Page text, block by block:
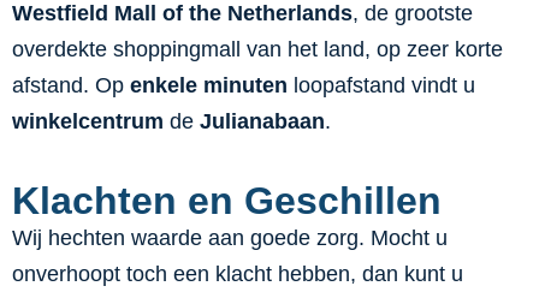
Westfield Mall of the Netherlands, de grootste
overdekte shoppingmall van het land, op zeer korte
afstand. Op enkele minuten loopafstand vindt u
winkelcentrum de Julianabaan.
Klachten en Geschillen
Wij hechten waarde aan goede zorg. Mocht u
onverhoopt toch een klacht hebben, dan kunt u